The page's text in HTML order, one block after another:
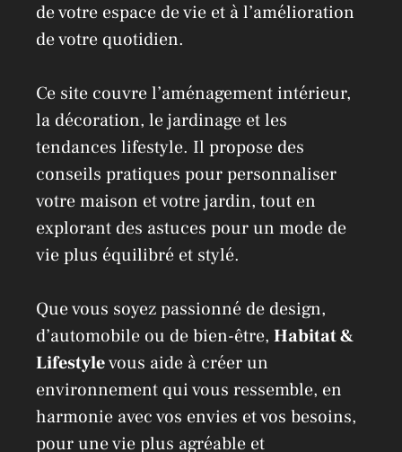
de votre espace de vie et à l’amélioration
de votre quotidien.
Ce site couvre l’aménagement intérieur,
la décoration, le jardinage et les
tendances lifestyle. Il propose des
conseils pratiques pour personnaliser
votre maison et votre jardin, tout en
explorant des astuces pour un mode de
vie plus équilibré et stylé.
Que vous soyez passionné de design,
d’automobile ou de bien-être, Habitat &
Lifestylevous aide à créer un
environnement qui vous ressemble, en
harmonie avec vos envies et vos besoins,
pour une vie plus agréable et